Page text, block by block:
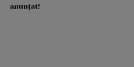
anunțat!